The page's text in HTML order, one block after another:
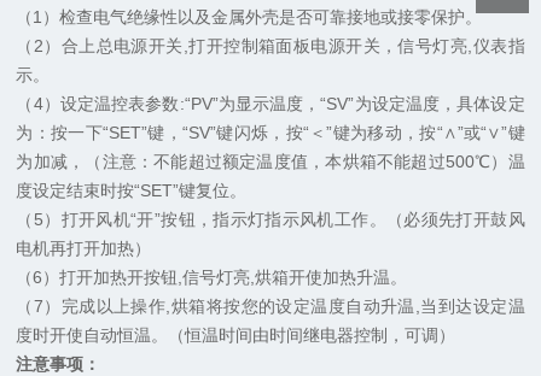
（1）检查电气绝缘性以及金属外壳是否可靠接地或接零保护。
（2）合上总电源开关,打开控制箱面板电源开关，信号灯亮,仪表指
示。
（4）设定温控表参数:“PV”为显示温度，“SV”为设定温度，具体设定
为：按一下“SET”键，“SV”键闪烁，按“＜”键为移动，按“∧”或“∨”键
为加减，（注意：不能超过额定温度值，本烘箱不能超过500℃）温
度设定结束时按“SET”键复位。
（5）打开风机“开”按钮，指示灯指示风机工作。（必须先打开鼓风
电机再打开加热）
（6）打开加热开按钮,信号灯亮,烘箱开使加热升温。
（7）完成以上操作,烘箱将按您的设定温度自动升温,当到达设定温
度时开使自动恒温。（恒温时间由时间继电器控制，可调）
注意事项：